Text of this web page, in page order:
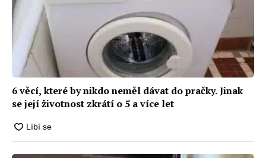
6 věcí, které by nikdo neměl dávat do pračky. Jinak
se její životnost zkrátí o 5 a více let